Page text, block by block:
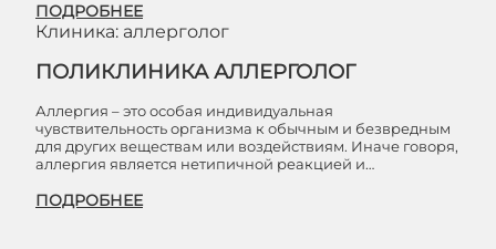
ПОДРОБНЕЕ
Клиника: аллерголог
ПОЛИКЛИНИКА АЛЛЕРГОЛОГ
Аллергия – это особая индивидуальная
чувствительность организма к обычным и безвредным
для других веществам или воздействиям. Иначе говоря,
аллергия является нетипичной реакцией и…
ПОДРОБНЕЕ